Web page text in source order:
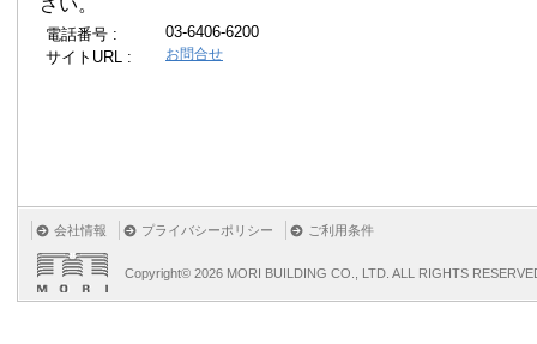
さい。
電話番号 :
03-6406-6200
サイトURL :
お問合せ
会社情報 プライバシーポリシー ご利用条件
Copyright© 2026 MORI BUILDING CO., LTD. ALL RIGHTS